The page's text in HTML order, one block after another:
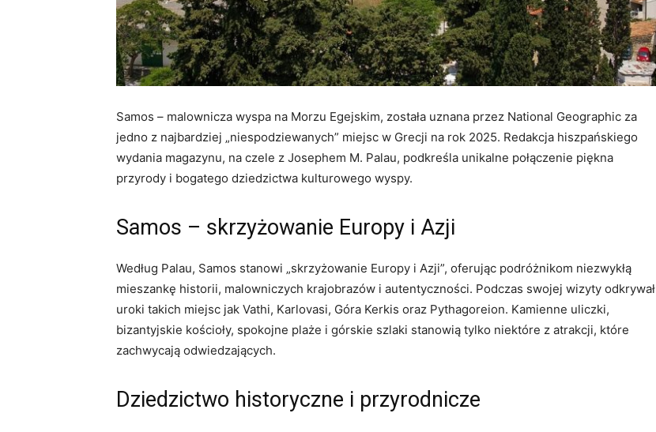
Samos – malownicza wyspa na Morzu Egejskim, została uznana przez National Geographic za
jedno z najbardziej „niespodziewanych” miejsc w Grecji na rok 2025. Redakcja hiszpańskiego
wydania magazynu, na czele z Josephem M. Palau, podkreśla unikalne połączenie piękna
przyrody i bogatego dziedzictwa kulturowego wyspy.
Samos – skrzyżowanie Europy i Azji
Według Palau, Samos stanowi „skrzyżowanie Europy i Azji”, oferując podróżnikom niezwykłą
mieszankę historii, malowniczych krajobrazów i autentyczności. Podczas swojej wizyty odkrywał
uroki takich miejsc jak Vathi, Karlovasi, Góra Kerkis oraz Pythagoreion. Kamienne uliczki,
bizantyjskie kościoły, spokojne plaże i górskie szlaki stanowią tylko niektóre z atrakcji, które
zachwycają odwiedzających.
Dziedzictwo historyczne i przyrodnicze